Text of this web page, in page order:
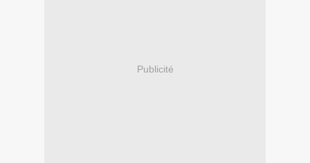
Publicité